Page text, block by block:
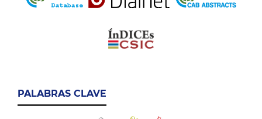
PALABRAS CLAVE